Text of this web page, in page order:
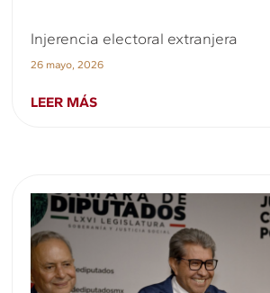
Injerencia electoral extranjera
26 mayo, 2026
LEER MÁS